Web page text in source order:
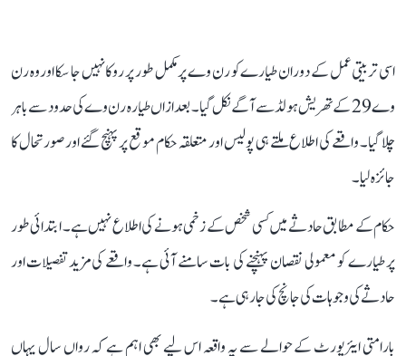
اسی تربیتی عمل کے دوران طیارے کو رن وے پر مکمل طور پر روکا نہیں جا سکا اور وہ رن
وے 29 کے تھریش ہولڈ سے آگے نکل گیا۔ بعد ازاں طیارہ رن وے کی حدود سے باہر
چلا گیا۔ واقعے کی اطلاع ملتے ہی پولیس اور متعلقہ حکام موقع پر پہنچ گئے اور صورتحال کا
جائزہ لیا۔
حکام کے مطابق حادثے میں کسی شخص کے زخمی ہونے کی اطلاع نہیں ہے۔ ابتدائی طور
پر طیارے کو معمولی نقصان پہنچنے کی بات سامنے آئی ہے۔ واقعے کی مزید تفصیلات اور
حادثے کی وجوہات کی جانچ کی جا رہی ہے۔
بارامتی ایئرپورٹ کے حوالے سے یہ واقعہ اس لیے بھی اہم ہے کہ رواں سال یہاں